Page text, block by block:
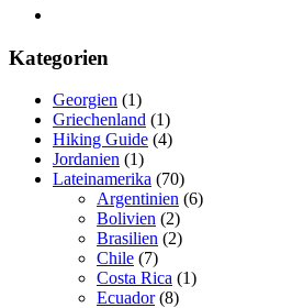
Kategorien
Georgien (1)
Griechenland (1)
Hiking Guide (4)
Jordanien (1)
Lateinamerika (70)
Argentinien (6)
Bolivien (2)
Brasilien (2)
Chile (7)
Costa Rica (1)
Ecuador (8)